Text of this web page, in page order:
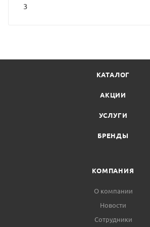
3
КАТАЛОГ
АКЦИИ
УСЛУГИ
БРЕНДЫ
КОМПАНИЯ
О компании
Новости
Сотрудники